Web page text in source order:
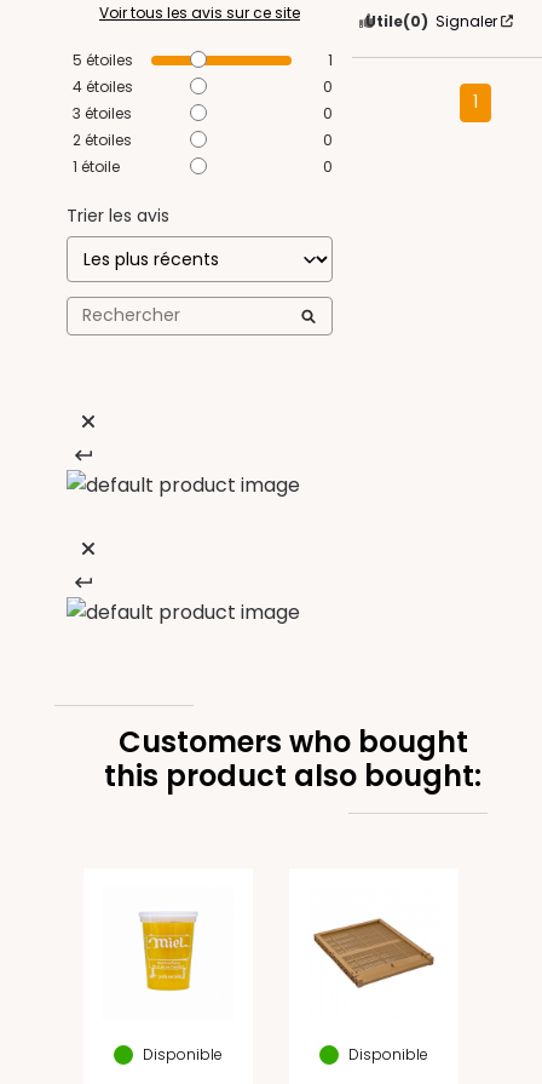
Voir tous les avis sur ce site
5 étoiles
1
4étoiles
0
3 étoiles
0
2étoiles
0
1 étoile 0
Trier les avis
Utile(0) Signaler
1
Customers who bought
this product also bought:
Disponible Disponible